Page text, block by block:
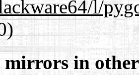
l/
mirrors in